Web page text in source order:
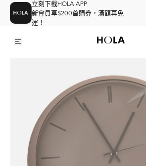
立刻下載HOLA APP
新會員享$200首購券，滿額再免
運！